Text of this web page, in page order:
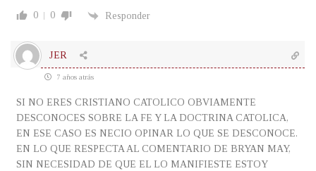
0 0 Responder
JER
7 años atrás
SI NO ERES CRISTIANO CATOLICO OBVIAMENTE
DESCONOCES SOBRE LA FE Y LA DOCTRINA CATOLICA,
EN ESE CASO ES NECIO OPINAR LO QUE SE DESCONOCE.
EN LO QUE RESPECTA AL COMENTARIO DE BRYAN MAY,
SIN NECESIDAD DE QUE EL LO MANIFIESTE ESTOY